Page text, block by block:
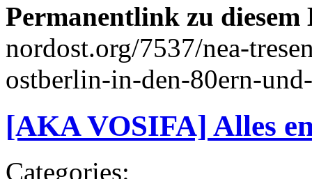
Permanentlink zu
nordost.org/7537/nea-
ostberlin-in-den-80ern-
[AKA VOSIFA] Alles
Categories: